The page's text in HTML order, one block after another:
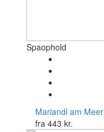
Spaophold
Mariandl am Meer
fra 443 kr.